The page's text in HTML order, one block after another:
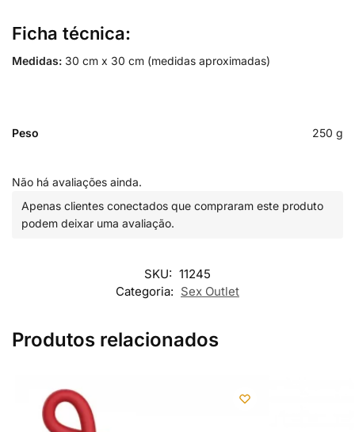
Ficha técnica:
Medidas: 30 cm x 30 cm (medidas aproximadas)
Peso 250 g
Não há avaliações ainda.
Apenas clientes conectados que compraram este produto
podem deixar uma avaliação.
SKU: 11245
Categoria: Sex Outlet
Produtos relacionados